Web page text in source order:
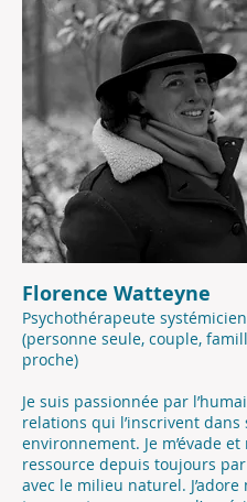
Florence Watteyne
Psychothérapeute
(personne seule, couple,
proche)
Je suis passionnée par
relations qui l’inscrivent dans
environnement. Je m’évade et
ressource depuis toujours
avec le milieu naturel. J’adore